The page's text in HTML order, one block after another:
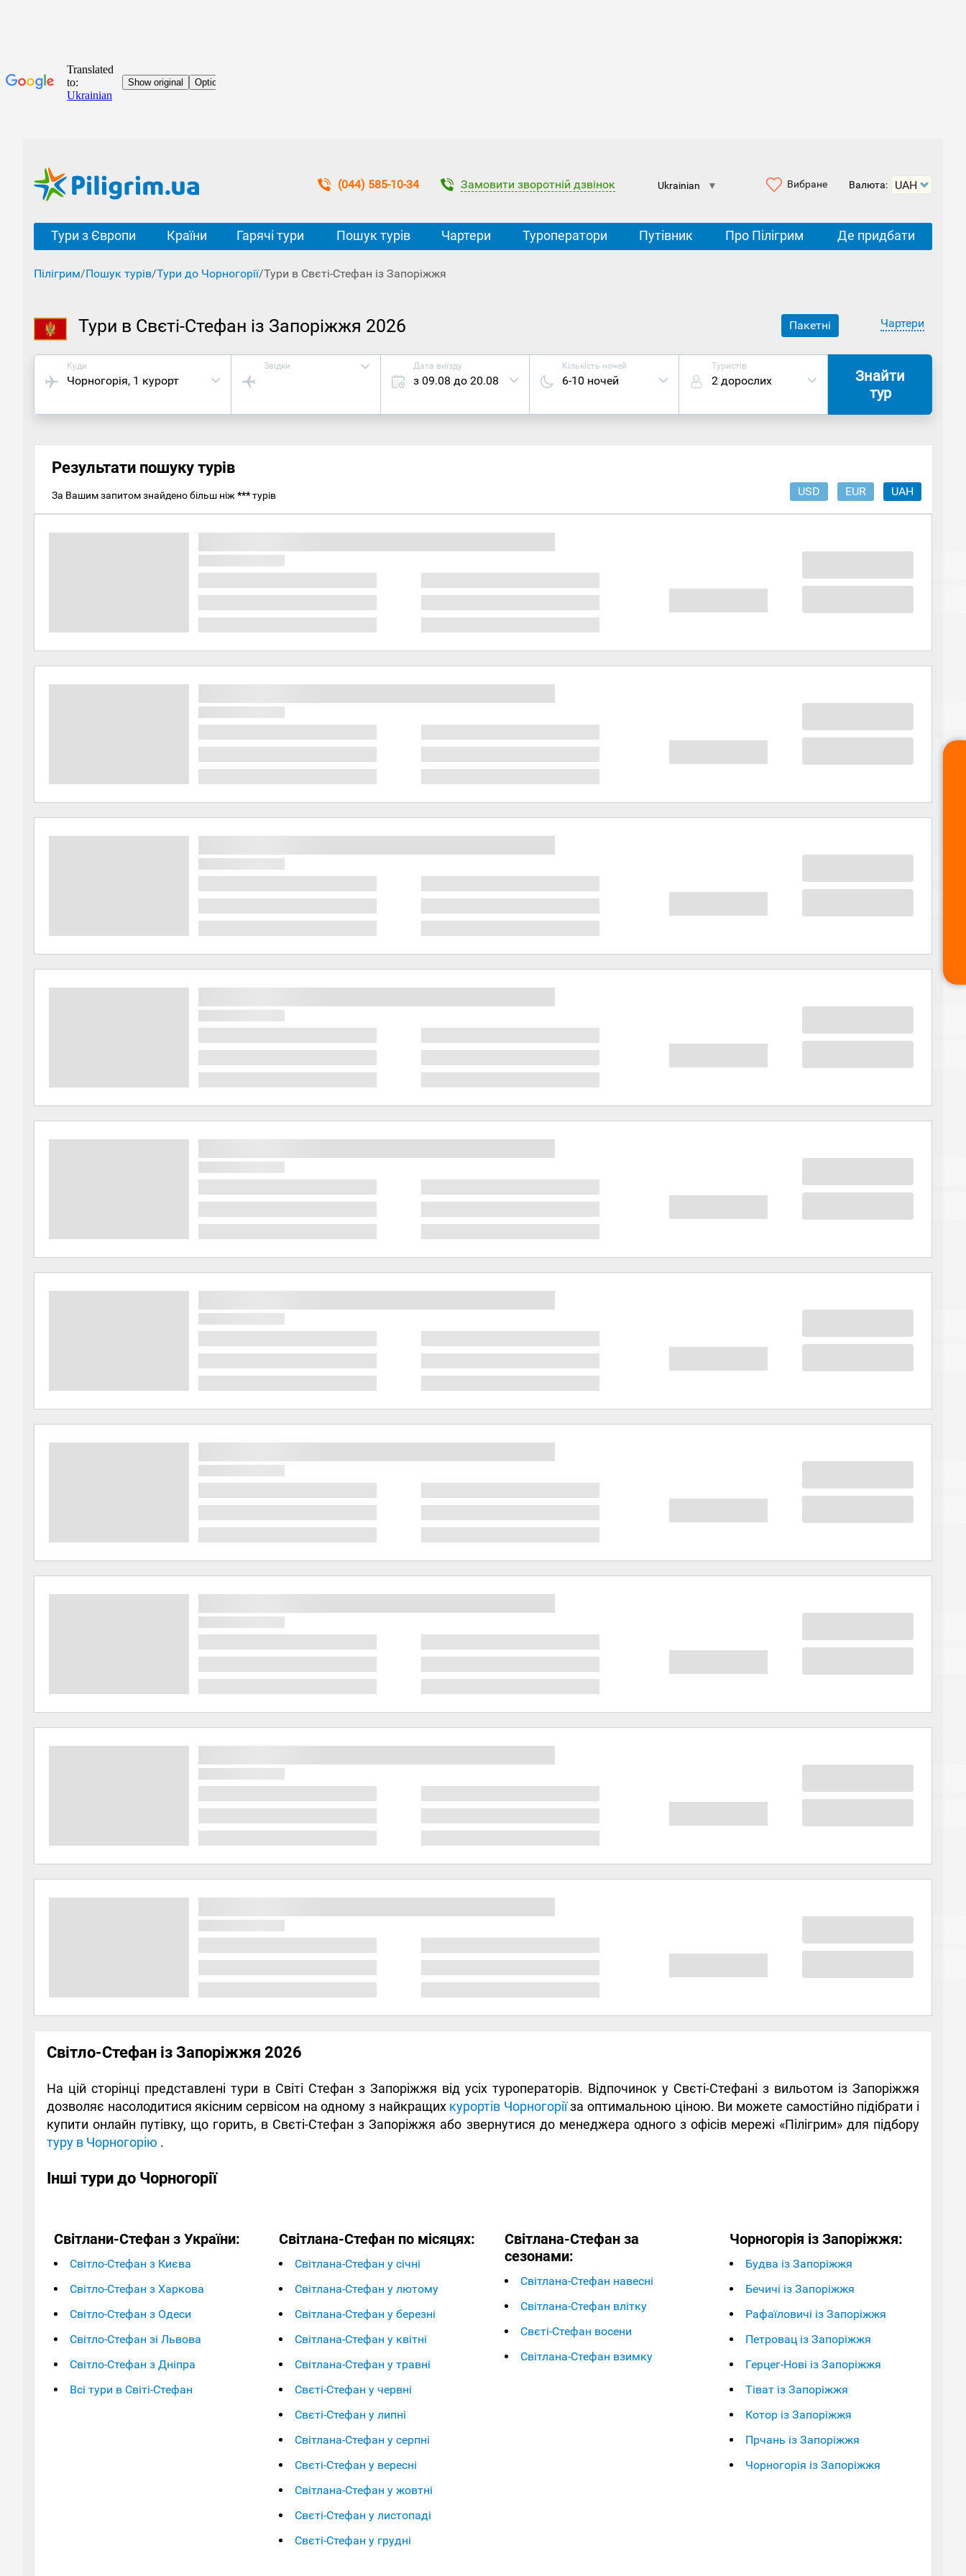
(044) 585-10-34 Замовити зворотній дзвінок Ukrainian ▼ Вибране Валюта:
Тури з Європи Країни Гарячі тури Пошук турів Чартери Туроператори Путівник Про Пілігрим Де придбати
Пілігрим/Пошук турів/Тури до Чорногорії/Тури в Свєті-Стефан із Запоріжжя
Тури в Свєті-Стефан із Запоріжжя 2026 Пакетні Чартери
Куди
Чорногорія, 1 курорт
Звідки Дата виїзду
з 09.08 до 20.08
Кількість ночей
6-10 ночей
Туристів
2 дорослих
Знайти
тур
Результати пошуку турів
USD EUR UAH
За Вашим запитом знайдено більш ніж ***турів
Світло-Стефан із Запоріжжя 2026
На цій сторінці представлені тури в Світі Стефан з Запоріжжя від усіх туроператорів. Відпочинок у Свєті-Стефані з вильотом із Запоріжжя
дозволяє насолодитися якісним сервісом на одному з найкращих курортів Чорногоріїза оптимальною ціною. Ви можете самостійно підібрати і
купити онлайн путівку, що горить, в Свєті-Стефан з Запоріжжя або звернутися до менеджера одного з офісів мережі «Пілігрим» для підбору
туру в Чорногорію .
Інші тури до Чорногорії
Світлани-Стефан з України:
Світло-Стефан з Києва
Світло-Стефан з Харкова
Світло-Стефан з Одеси
Світло-Стефан зі Львова
Світло-Стефан з Дніпра
Всі тури в Світі-Стефан
Світлана-Стефан по місяцях:
Світлана-Стефан у січні
Світлана-Стефан у лютому
Світлана-Стефан у березні
Світлана-Стефан у квітні
Світлана-Стефан у травні
Свєті-Стефан у червні
Свєті-Стефан у липні
Світлана-Стефан у серпні
Свєті-Стефан у вересні
Світлана-Стефан у жовтні
Свєті-Стефан у листопаді
Свєті-Стефан у грудні
Світлана-Стефан за
сезонами:
Світлана-Стефан навесні
Світлана-Стефан влітку
Свєті-Стефан восени
Світлана-Стефан взимку
Чорногорія із Запоріжжя:
Будва із Запоріжжя
Бечичі із Запоріжжя
Рафаїловичі із Запоріжжя
Петровац із Запоріжжя
Герцег-Нові із Запоріжжя
Тіват із Запоріжжя
Котор із Запоріжжя
Прчань із Запоріжжя
Чорногорія із Запоріжжя